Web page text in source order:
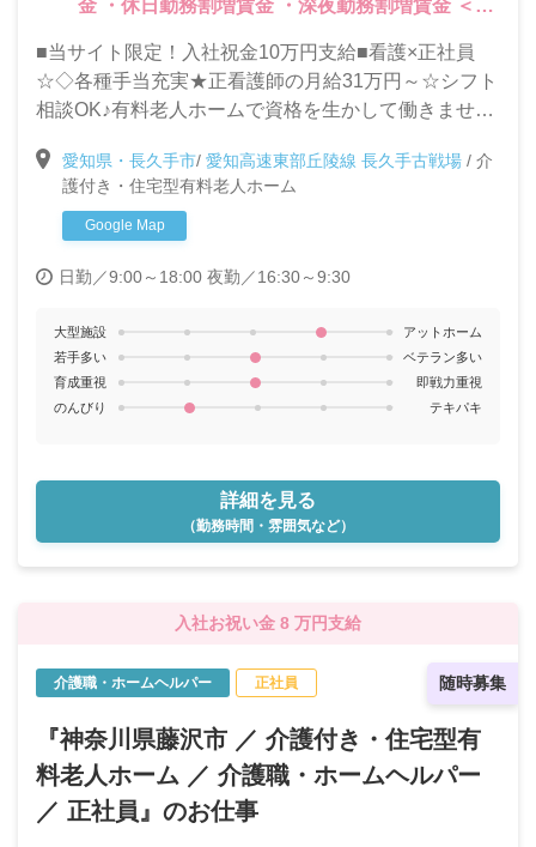
金 ・休日勤務割増賃金 ・深夜勤務割増賃金 ＜そ
改善手当含）
■当サイト限定！入社祝金10万円支給■看護×正社員
☆◇各種手当充実★正看護師の月給31万円～☆シフト
相談OK♪有料老人ホームで資格を生かして働きません
愛知県・長久手市/ 愛知高速東部丘陵線 長久手古戦場 / 介
護付き・住宅型有料老人ホーム
Google Map
日勤／9:00～18:00 夜勤／16:30～9:30
大型施設
アットホーム
若手多い
ベテラン多い
育成重視
即戦力重視
のんびり
テキパキ
詳細を見る
（勤務時間・雰囲気など）
入社お祝い金 8 万円支給
随時募集
介護職・ホームヘルパー 正社員
『神奈川県藤沢市 ／ 介護付き・住宅型有
料老人ホーム ／ 介護職・ホームヘルパー
／ 正社員』のお仕事